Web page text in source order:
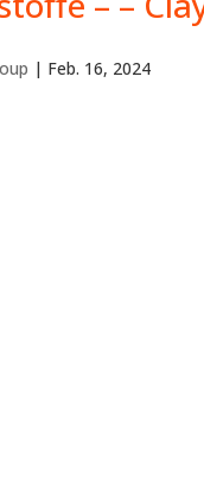
| Feb. 16, 2024